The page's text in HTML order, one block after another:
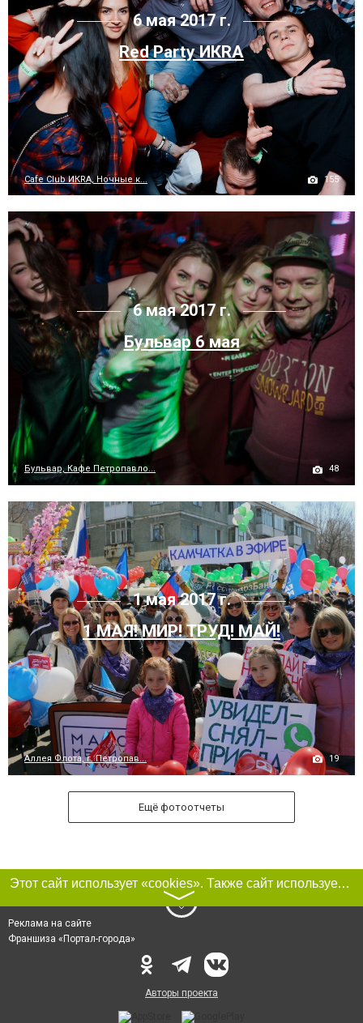
6 мая 2017 г.
Red Party ИКRA
Cafe Club ИКRA, Ночные к... 155
6 мая 2017 г.
Бульвар 6 мая
Бульвар, Кафе Петропавло... 48
1 мая 2017 г.
1 МАЯ! МИР! ТРУД! МАЙ!
Аллея Флота, г. Петропав... 19
Ещё фотоотчеты
Этот сайт использует «cookies». Также сайт использует интернет-сервис для сбора технических данных касательно посетителей с целью получения маркетинговой и статистической информации. Условия обработки данных посетителей сайта см.
〉
Реклама на сайте
Франшиза «Портал-города»
Авторы проекта